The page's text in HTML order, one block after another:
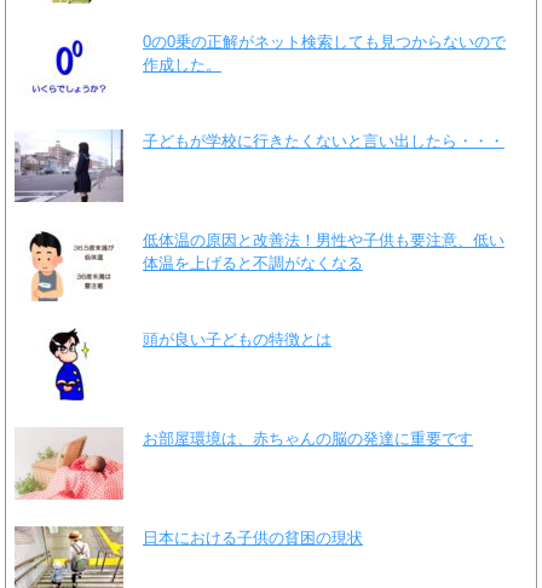
0の0乗の正解がネット検索しても見つからないので
作成した。
子どもが学校に行きたくないと言い出したら・・・
低体温の原因と改善法！男性や子供も要注意、低い
体温を上げると不調がなくなる
頭が良い子どもの特徴とは
お部屋環境は、赤ちゃんの脳の発達に重要です
日本における子供の貧困の現状